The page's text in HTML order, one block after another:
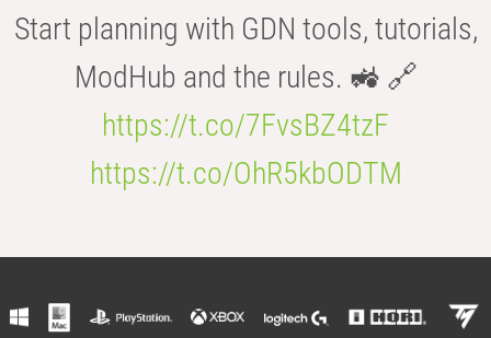
Start planning with GDN tools, tutorials,
ModHub and the rules. 🚜 🔗
https://t.co/7FvsBZ4tzF
https://t.co/OhR5kbODTM